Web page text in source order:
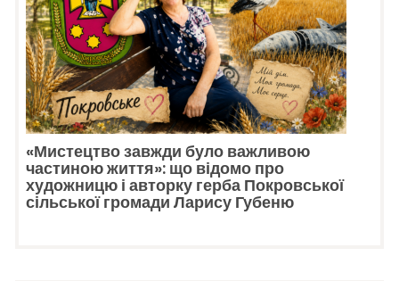
«Мистецтво завжди було важливою
частиною життя»: що відомо про
художницю і авторку герба Покровської
сільської громади Ларису Губеню